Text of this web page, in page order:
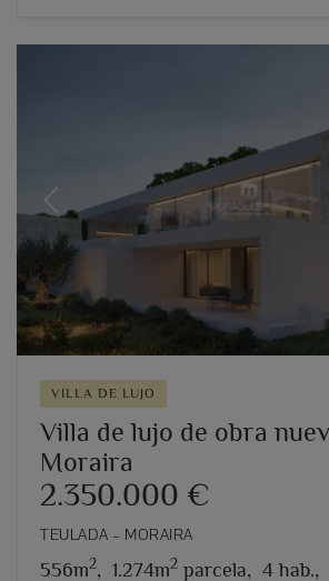
Previous
VILLA DE LUJO
Villa de lujo de obra
Moraira
2.350.000 €
TEULADA – MORAIRA
556m2, 1.274m2 parcela, 4 hab.,